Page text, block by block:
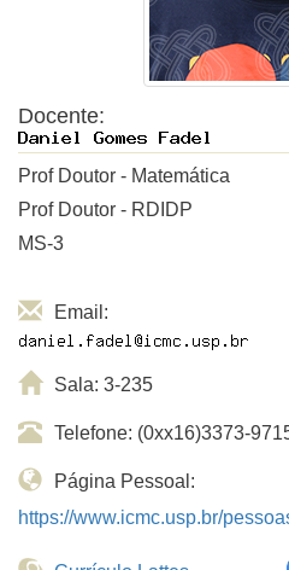
Docente:
Prof Doutor - Matemática
Prof Doutor - RDIDP
MS-3
Email:
Sala: 3-235
Telefone: (0xx16)3373-
Página Pessoal:
https://www.icmc.usp.br/